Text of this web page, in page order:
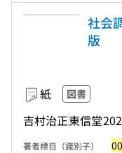
社会
版
紙 図書
吉村治正東信堂
著者標目（識別子）